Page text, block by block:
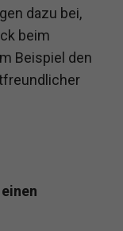
dazu bei,
beim
Beispiel den